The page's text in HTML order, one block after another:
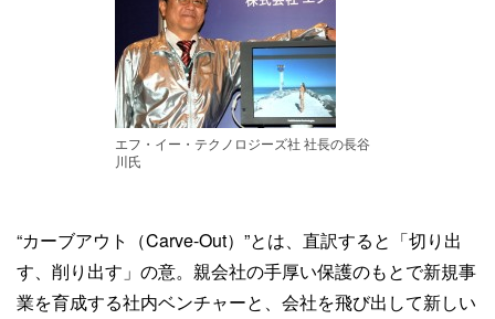
エフ・イー・テクノロジーズ社 社長の長谷
川氏
“カーブアウト（Carve-Out）”とは、直訳すると「切り出
す、削り出す」の意。親会社の手厚い保護のもとで新規事
業を育成する社内ベンチャーと、会社を飛び出して新しい